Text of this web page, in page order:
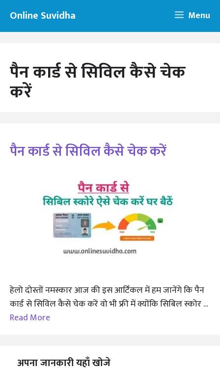
content
Online Suvidha Menu
पैन कार्ड से सिविल कैसे चेक
करें
पैन कार्ड से सिविल कैसे चेक करें
हेलो दोस्तों नमस्कार आज की इस आर्टिकल में हम जानेंगे कि पैन
कार्ड से सिविल कैसे चेक करें वो भी फ्री में क्योंकि सिबिल स्कोर …
Read More
अपना जानकारी यहाँ खोजे